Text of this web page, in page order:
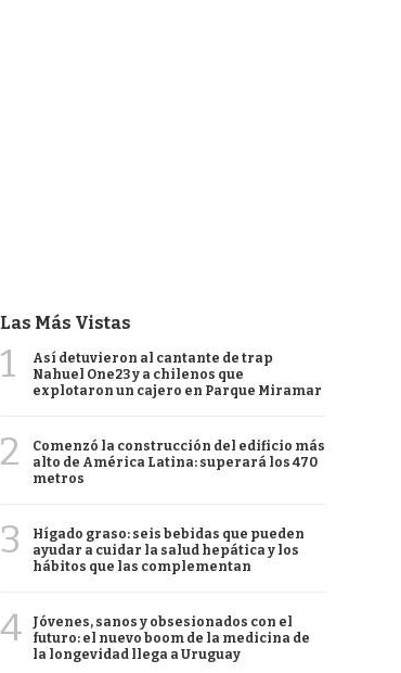
Las Más Vistas
1
Así detuvieron al cantante de trap
Nahuel One23 y a chilenos que
explotaron un cajero en Parque Miramar
2
Comenzó la construcción del edificio más
alto de América Latina: superará los 470
metros
3
Hígado graso: seis bebidas que pueden
ayudar a cuidar la salud hepática y los
hábitos que las complementan
4
Jóvenes, sanos y obsesionados con el
futuro: el nuevo boom de la medicina de
la longevidad llega a Uruguay